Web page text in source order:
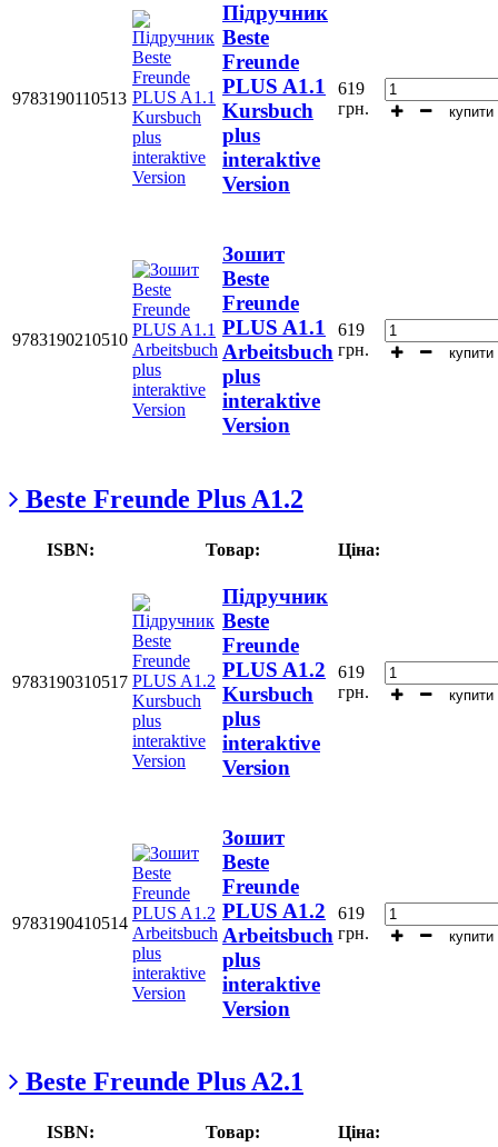
9783190110513
Підручник
Beste
Freunde
PLUS A1.1
Kursbuch
plus
interaktive
Version
619
грн.
купити
9783190210510
Зошит
Beste
Freunde
PLUS A1.1
Arbeitsbuch
plus
interaktive
Version
619
грн.
купити
Beste Freunde Plus A1.2
ISBN: Товар: Ціна:
9783190310517
Підручник
Beste
Freunde
PLUS A1.2
Kursbuch
plus
interaktive
Version
619
грн.
купити
9783190410514
Зошит
Beste
Freunde
PLUS A1.2
Arbeitsbuch
plus
interaktive
Version
619
грн.
купити
Beste Freunde Plus A2.1
ISBN: Товар: Ціна: